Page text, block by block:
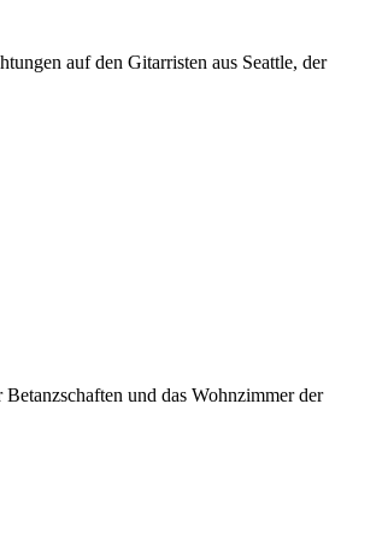
auf den Gitarristen aus Seattle, der
und das Wohnzimmer der